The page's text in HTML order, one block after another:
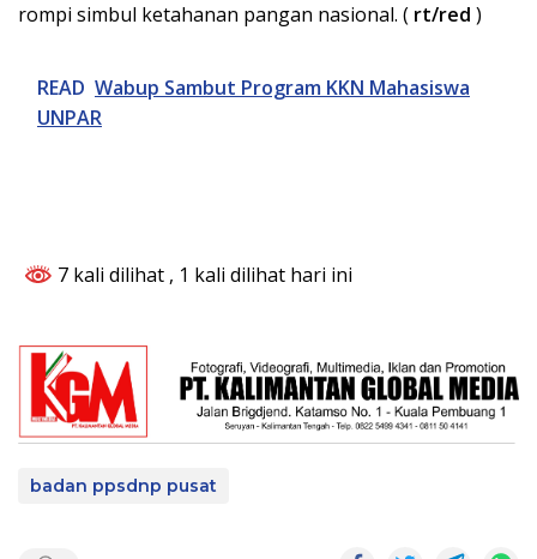
rompi simbul ketahanan pangan nasional. ( rt/red )
READ Wabup Sambut Program KKN Mahasiswa
UNPAR
7 kali dilihat , 1 kali dilihat hari ini
badan ppsdnp pusat